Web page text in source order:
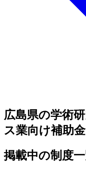
広島県の学術
ス業向け補助
掲載中の制度